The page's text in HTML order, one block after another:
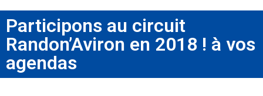
Participons au circuit
Randon’Aviron en 2018 ! à vos
agendas